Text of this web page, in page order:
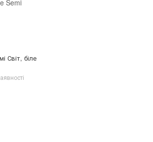
Світ, біле